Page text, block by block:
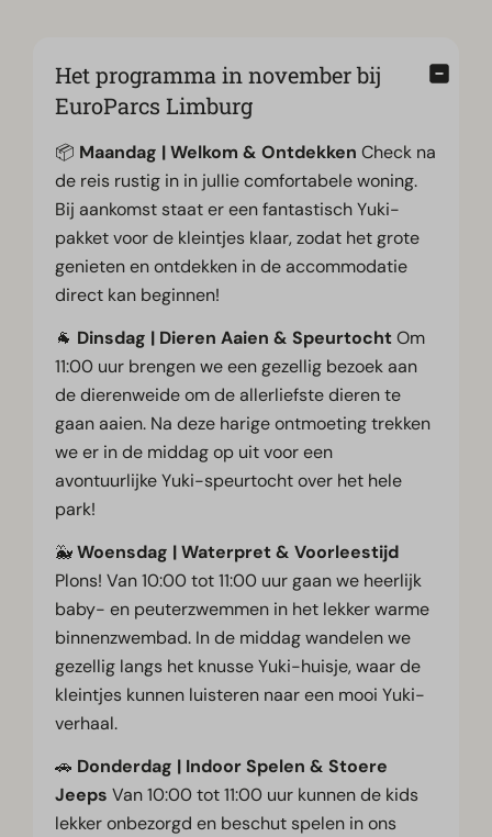
Het programma in november bij
EuroParcs Limburg
📦 Maandag | Welkom & Ontdekken Check na
de reis rustig in in jullie comfortabele woning.
Bij aankomst staat er een fantastisch Yuki-
pakket voor de kleintjes klaar, zodat het grote
genieten en ontdekken in de accommodatie
direct kan beginnen!
🐐 Dinsdag | Dieren Aaien & SpeurtochtOm
11:00 uur brengen we een gezellig bezoek aan
de dierenweide om de allerliefste dieren te
gaan aaien. Na deze harige ontmoeting trekken
we er in de middag op uit voor een
avontuurlijke Yuki-speurtocht over het hele
park!
🐳Woensdag | Waterpret & Voorleestijd
Plons! Van 10:00 tot 11:00 uur gaan we heerlijk
baby- en peuterzwemmen in het lekker warme
binnenzwembad. In de middag wandelen we
gezellig langs het knusse Yuki-huisje, waar de
kleintjes kunnen luisteren naar een mooi Yuki-
verhaal.
🚗 Donderdag | Indoor Spelen & Stoere
Jeeps Van 10:00 tot 11:00 uur kunnen de kids
lekker onbezorgd en beschut spelen in ons